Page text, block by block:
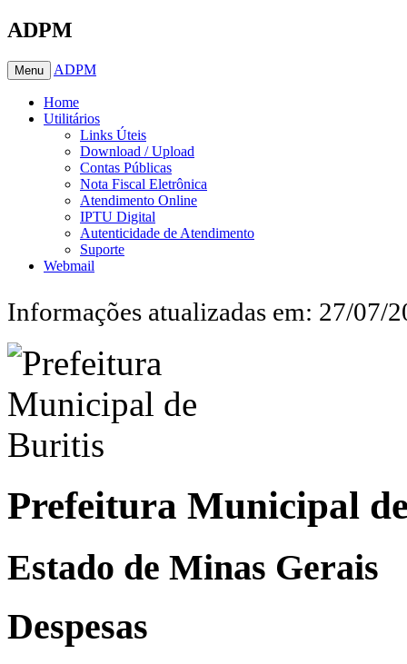
ADPM
Menu ADPM
Home
Utilitários
Links Úteis
Download / Upload
Contas Públicas
Nota Fiscal Eletrônica
Atendimento Online
IPTU Digital
Autenticidade de Atendimento
Suporte
Webmail
Informações atualizadas em: 27/07/
Prefeitura Municipal
Estado de Minas Gerais
Despesas